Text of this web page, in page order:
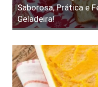
Saborosa, Prática e
Geladeira!